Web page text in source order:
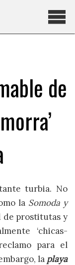
de
turbia. No
la Somoda y
prostitutas y
‘chicas-
para el
la playa